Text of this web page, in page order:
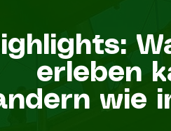
erleben
wie